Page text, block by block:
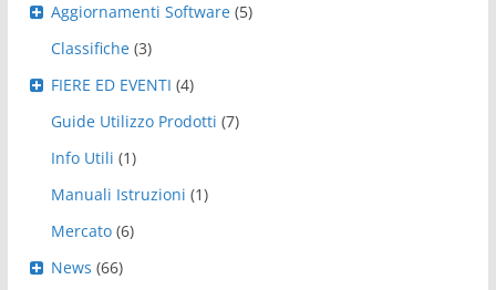
Aggiornamenti Software (5)
Classifiche (3)
FIERE ED EVENTI (4)
Guide Utilizzo Prodotti (7)
Info Utili (1)
Manuali Istruzioni (1)
Mercato (6)
News (66)